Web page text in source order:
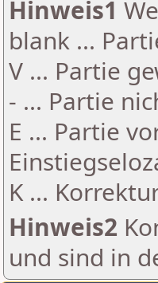
Hinweis1
blank ...
V ... Partie
- ... Partie
E ... Partie
K ...
Hinweis2
und sind in